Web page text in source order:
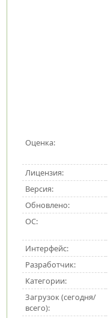
Оценка:
Лицензия:
Версия:
Обновлено:
ОС:
Интерфейс:
Разработчик:
Категории:
Загрузок (сегодня/
всего):